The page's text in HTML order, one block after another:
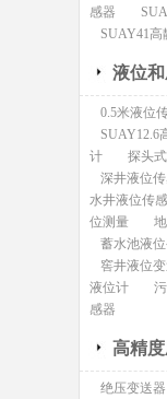
感器
SUAY41
液位
0.5米液位
SUAY12.6
计
探头
深井液位
水井液位传
位测量
蓄水池液
窖井液位
液位计
感器
高精
绝压变送器